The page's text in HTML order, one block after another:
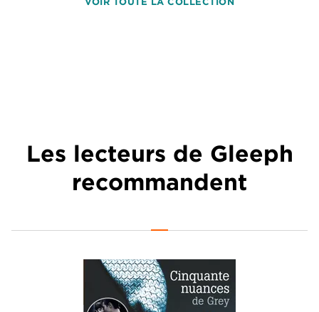
Les lecteurs de Gleeph
recommandent